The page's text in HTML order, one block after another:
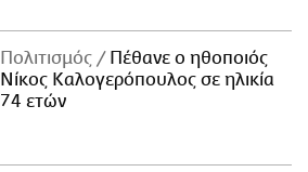
Πολιτισμός
Πέθανε ο ηθοποιός
Νίκος Καλογερόπουλος σε ηλικία
74 ετών